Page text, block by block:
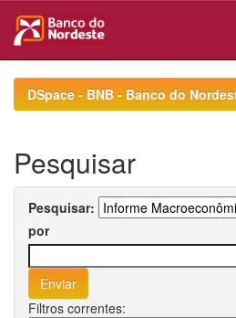
navigationDSpace - BNB - Banco do
Pesquisar
Pesquisar:
por
Filtros correntes: